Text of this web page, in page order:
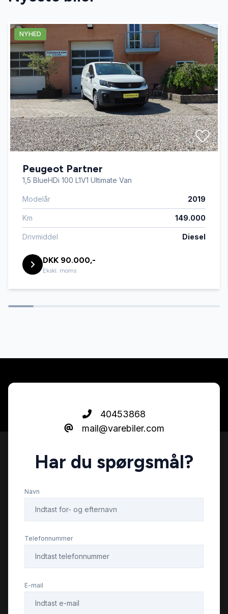
bakkamera
DAB+ radio
dæktryksmåler
el-ruder
el-spejle med varme
ESP
fartpilot
fjernbetjent centrallås
højdejusterbart førersæde
multifunktionsrat
musikstreaming via Bluetooth
parkeringssensor (bag)
stofindtræk
sædevarme
NYHED
Peugeot Partner
1,5 BlueHDi 100 L1V1 Ultimate Van
Modelår 2019
Km 149.000
Drivmiddel Diesel
DKK 90.000,-
Ekskl. moms
40453868
mail@varebiler.com
Har du spørgsmål?
Navn
Telefonnummer
E-mail